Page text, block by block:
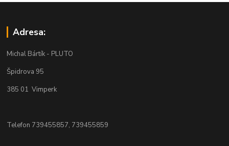
Adresa:
Michal Bártík - PLUTO
Špidrova 95
385 01 Vimperk
Telefon 739455857, 739455859